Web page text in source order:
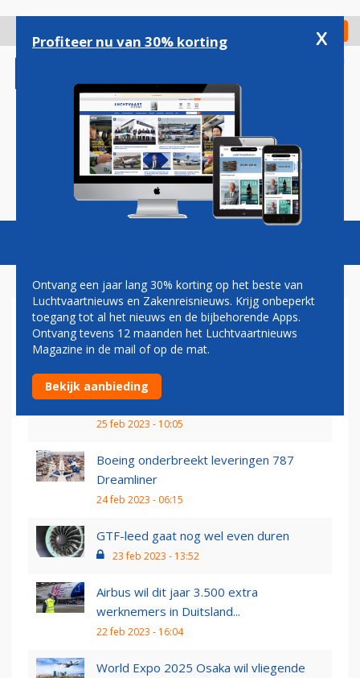
gaan
Check in
Magazine Podcasts Vacatures
TECHNOLOGIE
Saab 2000 goedgekeurd voor
passagiersvervoer in Canada
25 feb 2023 - 10:05
Boeing onderbreekt leveringen 787
Dreamliner
24 feb 2023 - 06:15
GTF-leed gaat nog wel even duren
23 feb 2023 - 13:52
Airbus wil dit jaar 3.500 extra
werknemers in Duitsland...
22 feb 2023 - 16:04
World Expo 2025 Osaka wil vliegende
Profiteer nu van 30% korting x
Ontvang een jaar lang 30% korting op het beste van
Luchtvaartnieuws en Zakenreisnieuws. Krijg onbeperkt
toegang tot al het nieuws en de bijbehorende Apps.
Ontvang tevens 12 maanden het Luchtvaartnieuws
Magazine in de mail of op de mat.
Bekijk aanbieding